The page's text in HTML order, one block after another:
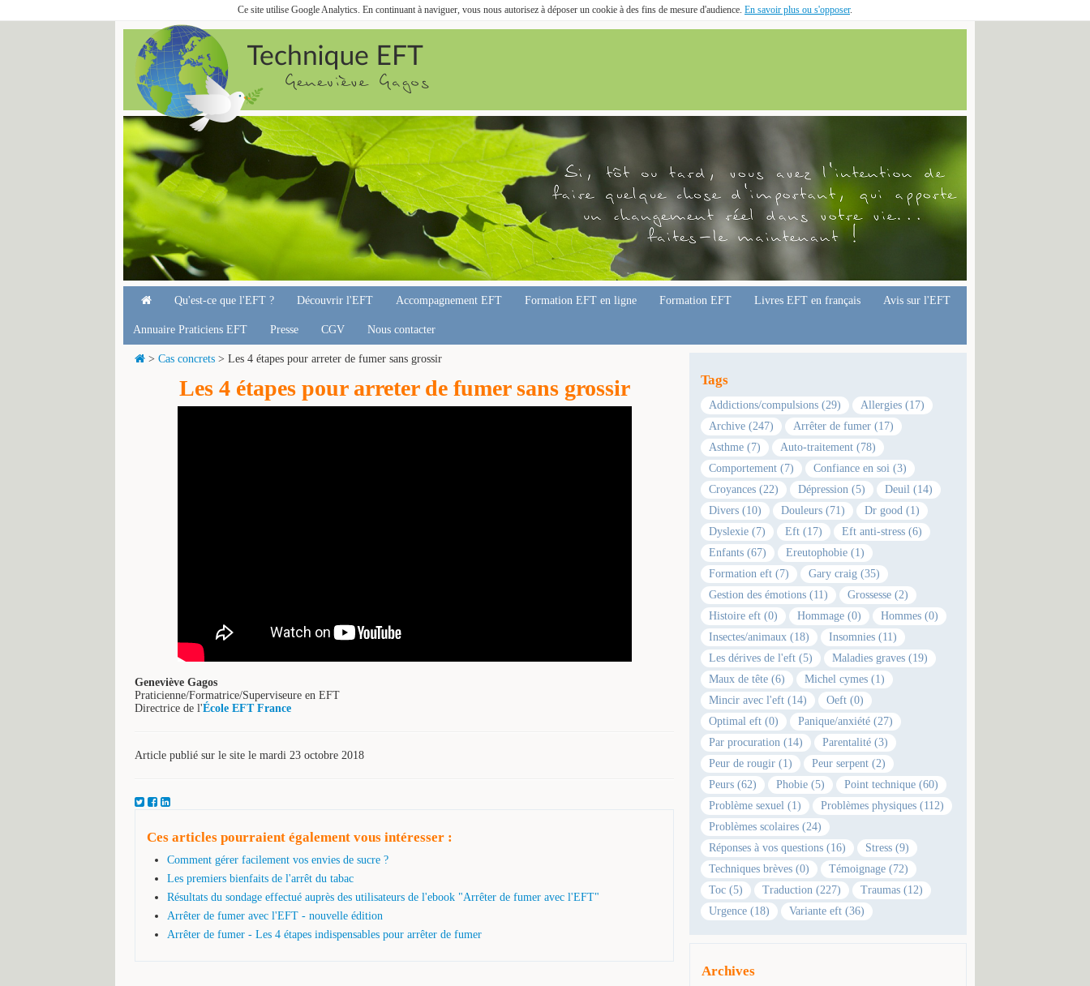
Ce site utilise Google Analytics. En continuant à naviguer, vous nous autorisez à déposer un cookie à des fins de mesure d'audience. En savoir plus ou s'opposer.
Qu'est-ce que l'EFT ? Découvrir l'EFT Accompagnement EFT Formation EFT en ligne Formation EFT Livres EFT en français Avis sur l'EFT
Annuaire Praticiens EFT Presse CGV Nous contacter
> Cas concrets > Les 4 étapes pour arreter de fumer sans grossir
Les 4 étapes pour arreter de fumer sans grossir
Geneviève Gagos
Praticienne/Formatrice/Superviseure en EFT
Directrice de l'École EFT France
Article publié sur le site le mardi 23 octobre 2018
Ces articles pourraient également vous intéresser :
Comment gérer facilement vos envies de sucre ?
Les premiers bienfaits de l'arrêt du tabac
Résultats du sondage effectué auprès des utilisateurs de l'ebook "Arrêter de fumer avec l'EFT"
Arrêter de fumer avec l'EFT - nouvelle édition
Arrêter de fumer - Les 4 étapes indispensables pour arrêter de fumer
Tags
Addictions/compulsions (29)
Allergies (17)
Archive (247)
Arrêter de fumer (17)
Asthme (7)
Auto-traitement (78)
Comportement (7)
Confiance en soi (3)
Croyances (22)
Dépression (5)
Deuil (14)
Divers (10)
Douleurs (71)
Dr good (1)
Dyslexie (7)
Eft (17)
Eft anti-stress (6)
Enfants (67)
Ereutophobie (1)
Formation eft (7)
Gary craig (35)
Gestion des émotions (11)
Grossesse (2)
Histoire eft (0)
Hommage (0)
Hommes (0)
Insectes/animaux (18)
Insomnies (11)
Les dérives de l'eft (5)
Maladies graves (19)
Maux de tête (6)
Michel cymes (1)
Mincir avec l'eft (14)
Oeft (0)
Optimal eft (0)
Panique/anxiété (27)
Par procuration (14)
Parentalité (3)
Peur de rougir (1)
Peur serpent (2)
Peurs (62)
Phobie (5)
Point technique (60)
Problème sexuel (1)
Problèmes physiques (112)
Problèmes scolaires (24)
Réponses à vos questions (16)
Stress (9)
Techniques brèves (0)
Témoignage (72)
Toc (5)
Traduction (227)
Traumas (12)
Urgence (18)
Variante eft (36)
Archives